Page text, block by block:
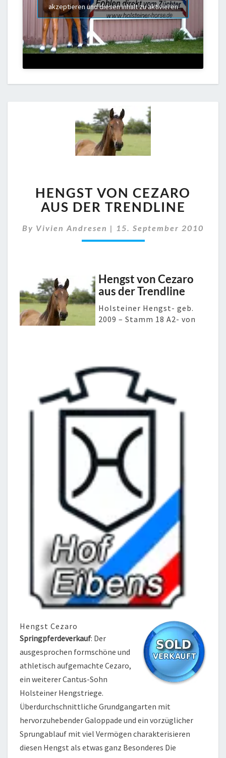
akzeptieren und diesen Inhalt zu aktivieren
VON
CEZARO
AUS
DER
TRENDLINE
HENGST VON CEZARO
AUS DER TRENDLINE
By Vivien Andresen | 15. September 2010
Hengst von Cezaro
aus der Trendline
Holsteiner Hengst- geb.
2009 – Stamm 18 A2- von
Hengst Cezaro
Springpferdeverkauf: Der
ausgesprochen formschöne und
athletisch aufgemachte Cezaro,
ein weiterer Cantus-Sohn
Holsteiner Hengstriege.
Überdurchschnittliche Grundgangarten mit
hervorzuhebender Galoppade und ein vorzüglicher
Sprungablauf mit viel Vermögen charakterisieren
diesen Hengst als etwas ganz Besonderes Die